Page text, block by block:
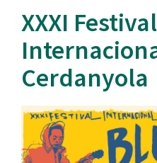
XXXI Festival
Cerdanyola